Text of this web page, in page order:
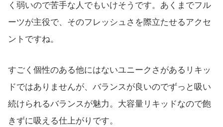
く弱いので苦手な人でもいけそうです。あくまでフル
ーツが主役で、そのフレッシュさを際立たせるアクセ
ントですね。
すごく個性のある他にはないユニークさがあるリキッ
ドではありませんが、バランスが良いのでずっと吸い
続けられるバランスが魅力。大容量リキッドなので飽
きずに吸える仕上がりです。